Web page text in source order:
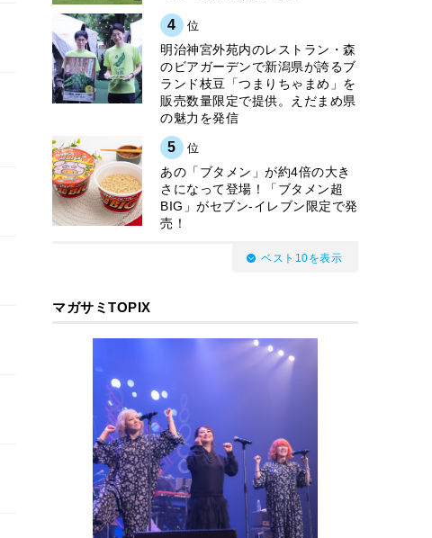
4 位
明治神宮外苑内のレストラン・森
のビアガーデンで新潟県が誇るブ
ランド枝豆「つまりちゃまめ」を
販売数量限定で提供。えだまめ県
の魅力を発信
5 位
あの「ブタメン」が約4倍の大き
さになって登場！「ブタメン超
BIG」がセブン‐イレブン限定で発
売！
ベスト10を表示
マガサミTOPIX